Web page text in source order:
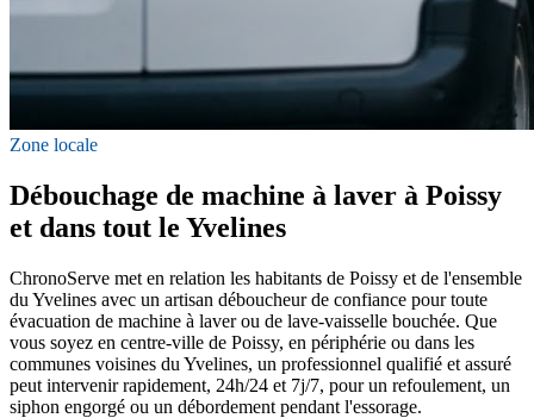
Zone locale
Débouchage de machine à laver à Poissy
et dans tout le Yvelines
ChronoServe met en relation les habitants de Poissy et de l'ensemble
du Yvelines avec un artisan déboucheur de confiance pour toute
évacuation de machine à laver ou de lave-vaisselle bouchée. Que
vous soyez en centre-ville de Poissy, en périphérie ou dans les
communes voisines du Yvelines, un professionnel qualifié et assuré
peut intervenir rapidement, 24h/24 et 7j/7, pour un refoulement, un
siphon engorgé ou un débordement pendant l'essorage.